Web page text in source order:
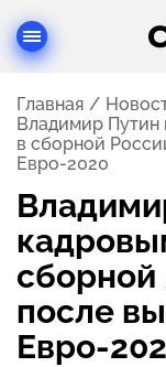
Главная
Владимир Путин
в сборной
Евро-2020
сборной
после
Евро-